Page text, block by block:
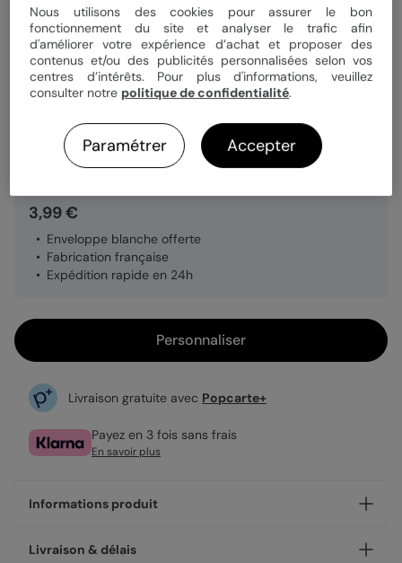
Format 14x14 cm plié
Papier Papier Satiné pelliculé
Quantité 1 carte
3,99 €
Enveloppe blanche offerte
Fabrication française
Expédition rapide en 24h
Personnaliser
Livraison gratuite avec Popcarte+
Payez en 3 fois sans frais
En savoir plus
Informations produit
Personnalisez votre carte correspondance Trèfle avec
Livraison & délais
Nous utilisons des cookies pour assurer le bon
fonctionnement du site et analyser le trafic afin
d'améliorer votre expérience d’achat et proposer des
contenus et/ou des publicités personnalisées selon vos
centres d’intérêts. Pour plus d'informations, veuillez
consulter notre politique de confidentialité.
Paramétrer Accepter